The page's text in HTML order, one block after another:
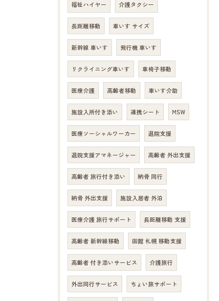
福祉ハイヤー 介護タクシー
長距離移動 車いす サイズ
新幹線 車いす 飛行機 車いす
リクライニング車いす 車椅子移動
医療介護 高齢者移動 車いす介助
施設入所付き添い 連携シート MSW
医療ソーシャルワーカー 退院支援
退院支援アマネージャー 高齢者 外出支援
高齢者 旅行付き添い 納骨 同行
納骨 外出支援 施設入居者 外泊
医療介護 旅行サポート 長距離移動 支援
高齢者 新幹線移動 函館 札幌 移動支援
高齢者 付き添いサービス 介護旅行
外出同行サービス ちょい旅サポート